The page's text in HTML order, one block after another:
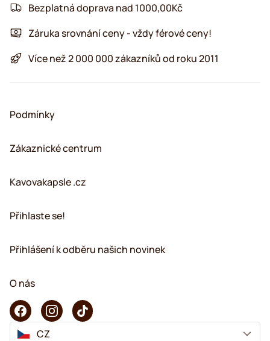
Bezplatná doprava nad 1000,00Kč
Záruka srovnání ceny - vždy férové ceny!
Více než 2 000 000 zákazníků od roku 2011
Podmínky
Zákaznické centrum
Kavovakapsle .cz
Přihlaste se!
Přihlášení k odběru našich novinek
O nás
CZ